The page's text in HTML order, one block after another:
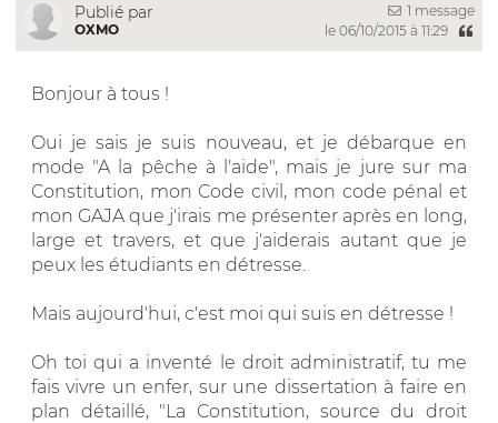
Publié par
OXMO
1 message
le 06/10/2015 à 11:29
Bonjour à tous !
Oui je sais je suis nouveau, et je débarque en
mode "A la pêche à l'aide", mais je jure sur ma
Constitution, mon Code civil, mon code pénal et
mon GAJA que j'irais me présenter après en long,
large et travers, et que j'aiderais autant que je
peux les étudiants en détresse.
Mais aujourd'hui, c'est moi qui suis en détresse !
Oh toi qui a inventé le droit administratif, tu me
fais vivre un enfer, sur une dissertation à faire en
plan détaillé, "La Constitution, source du droit